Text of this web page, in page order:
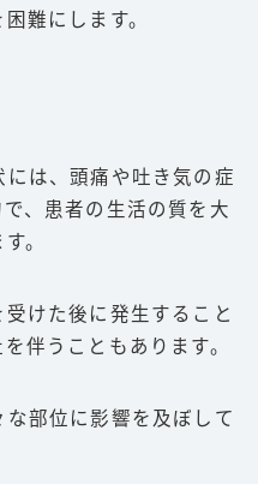
難にします。
は、頭痛や吐き気の症
、患者の生活の質を大
。
けた後に発生すること
伴うこともあります。
部位に影響を及ぼして